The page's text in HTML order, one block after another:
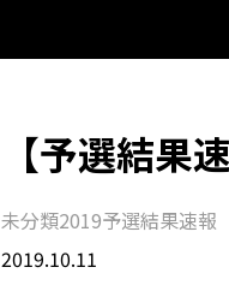
【予選結
未分類2019予選結果速報
2019.10.11